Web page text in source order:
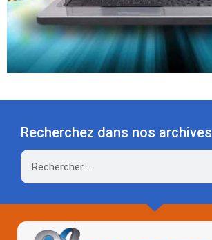
Recherchez dans nos archives
Rechercher